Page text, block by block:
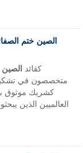
الصين ختم
كقائد
متخصصون في تشكيل
كشريك موثوق به
العالميين الذين